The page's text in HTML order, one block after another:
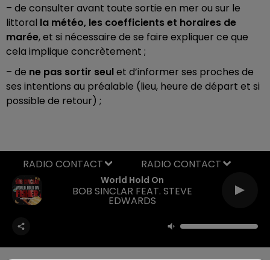
– de consulter avant toute sortie en mer ou sur le
littoral la météo, les coefficients et horaires de
marée, et si nécessaire de se faire expliquer ce que
cela implique concrètement ;
– de ne pas sortir seulet d’informer ses proches de
ses intentions au préalable (lieu, heure de départ et si
possible de retour) ;
World Hold On
BOB SINCLAR FEAT. STEVE
EDWARDS
RADIO CONTACT